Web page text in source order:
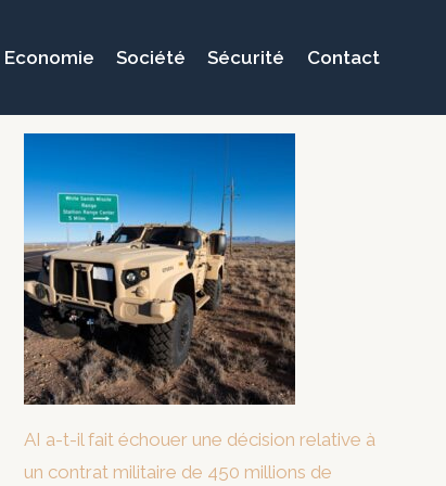
Economie Société Sécurité Contact
AI a-t-il fait échouer une décision relative à
un contrat militaire de 450 millions de